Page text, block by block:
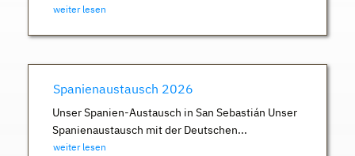
weiter lesen
Spanienaustausch 2026
Unser Spanien-Austausch in San Sebastián Unser
Spanienaustausch mit der Deutschen...
weiter lesen